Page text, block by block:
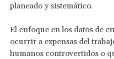
planeado y sistemático.
El enfoque en los datos de
ocurrir a expensas del
humanos controvertidos o